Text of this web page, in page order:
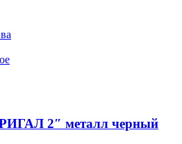
2″ металл черный